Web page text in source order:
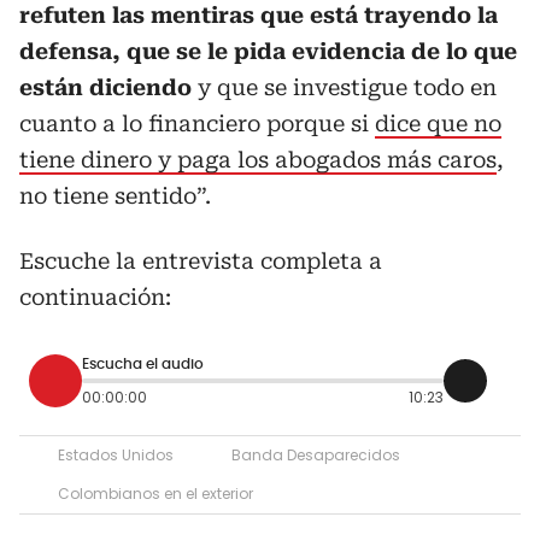
refuten las mentiras que está trayendo la
defensa, que se le pida evidencia de lo que
están diciendo y que se investigue todo en
cuanto a lo financiero porque si dice que no
tiene dinero y paga los abogados más caros,
no tiene sentido”.
Escuche la entrevista completa a
continuación:
Escucha el audio
00:00:00 10:23
Estados Unidos
Banda Desaparecidos
Colombianos en el exterior